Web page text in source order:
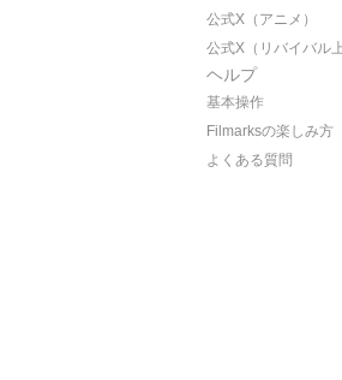
公式X（アニメ）
公式X（リバイバル上
ヘルプ
基本操作
Filmarksの楽しみ方
よくある質問